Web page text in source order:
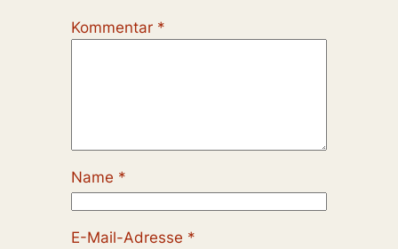
Kommentar *
Name *
E-Mail-Adresse *